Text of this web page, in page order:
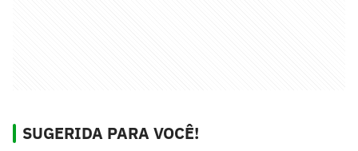
SUGERIDA PARA VOCÊ!